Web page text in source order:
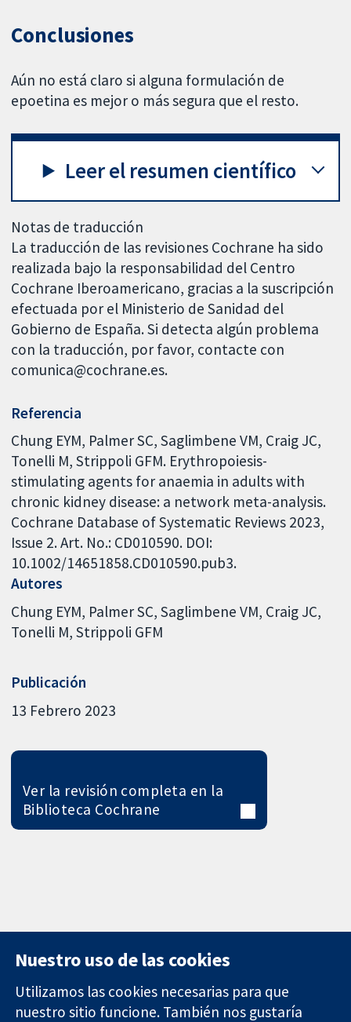
Conclusiones
Aún no está claro si alguna formulación de
epoetina es mejor o más segura que el resto.
Leer el resumen científico
Notas de traducción
La traducción de las revisiones Cochrane ha sido
realizada bajo la responsabilidad del Centro
Cochrane Iberoamericano, gracias a la suscripción
efectuada por el Ministerio de Sanidad del
Gobierno de España. Si detecta algún problema
con la traducción, por favor, contacte con
comunica@cochrane.es.
Referencia
Chung EYM, Palmer SC, Saglimbene VM, Craig JC,
Tonelli M, Strippoli GFM. Erythropoiesis-
stimulating agents for anaemia in adults with
chronic kidney disease: a network meta-analysis.
Cochrane Database of Systematic Reviews 2023,
Issue 2. Art. No.: CD010590. DOI:
10.1002/14651858.CD010590.pub3.
Autores
Chung EYM Palmer SC Saglimbene VM Craig JC
Tonelli M Strippoli GFM
Publicación
13 Febrero 2023
Ver la revisión completa en la
Biblioteca Cochrane
Nuestro uso de las cookies
Utilizamos las cookies necesarias para que
nuestro sitio funcione. También nos gustaría